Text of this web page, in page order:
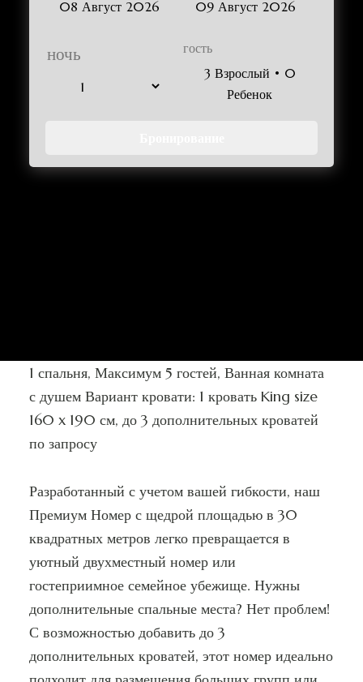
ночь
гость
3 Взрослый • 0
Ребенок
1 спальня, Максимум 5 гостей, Ванная комната
с душем Вариант кровати: 1 кровать King size
160 x 190 см, до 3 дополнительных кроватей
по запросу
Разработанный с учетом вашей гибкости, наш
Премиум Номер с щедрой площадью в 30
квадратных метров легко превращается в
уютный двухместный номер или
гостеприимное семейное убежище. Нужны
дополнительные спальные места? Нет проблем!
С возможностью добавить до 3
дополнительных кроватей, этот номер идеально